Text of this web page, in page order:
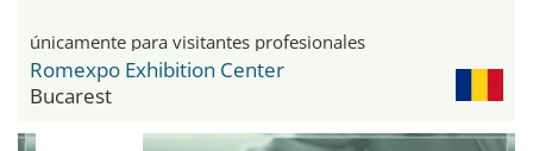
únicamente para visitantes profesionales
Romexpo Exhibition Center
Bucarest